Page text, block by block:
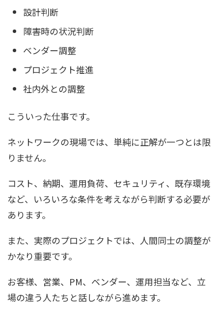
設計判断
障害時の状況判断
ベンダー調整
プロジェクト推進
社内外との調整
こういった仕事です。
ネットワークの現場では、単純に正解が一つとは限
りません。
コスト、納期、運用負荷、セキュリティ、既存環境
など、いろいろな条件を考えながら判断する必要が
あります。
また、実際のプロジェクトでは、人間同士の調整が
かなり重要です。
お客様、営業、PM、ベンダー、運用担当など、立
場の違う人たちと話しながら進めます。